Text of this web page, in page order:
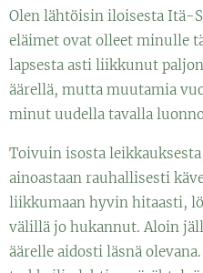
Olen lähtöisin iloisesta Itä-
eläimet ovat olleet minulle
lapsesta asti liikkunut
äärellä, mutta muutamia
minut uudella tavalla
Toivuin isosta
ainoastaan rauhallisesti
liikkumaan hyvin hitaasti,
välillä jo hukannut. Aloin
äärelle aidosti läsnä